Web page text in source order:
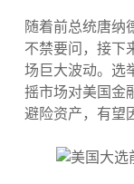
随着前总统唐纳
不禁要问，接下
场巨大波动。选
摇市场对美国金
避险资产，有望